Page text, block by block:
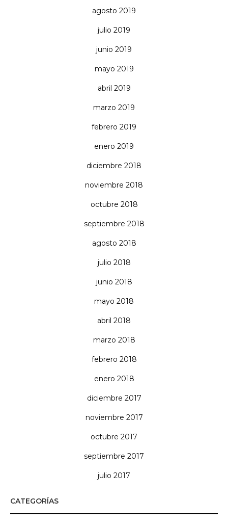
agosto 2019
julio 2019
junio 2019
mayo 2019
abril 2019
marzo 2019
febrero 2019
enero 2019
diciembre 2018
noviembre 2018
octubre 2018
septiembre 2018
agosto 2018
julio 2018
junio 2018
mayo 2018
abril 2018
marzo 2018
febrero 2018
enero 2018
diciembre 2017
noviembre 2017
octubre 2017
septiembre 2017
julio 2017
CATEGORÍAS